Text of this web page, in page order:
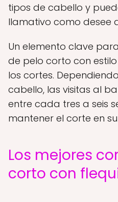
tipos de cabello y
llamativo como desee
Un elemento clave
de pelo corto con
los cortes.
cabello, las visitas al
entre cada tres a seis
mantener el corte en
Los mejores
corto con